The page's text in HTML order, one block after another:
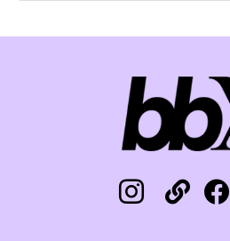
instagram
link